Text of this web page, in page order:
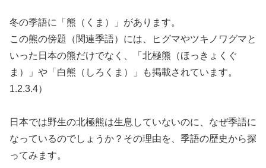
冬の季語に「熊（くま）」があります。
この熊の傍題（関連季語）には、ヒグマやツキノワグマと
いった日本の熊だけでなく、「北極熊（ほっきょくぐ
ま）」や「白熊（しろくま）」も掲載されています。
1.2.3.4）
日本では野生の北極熊は生息していないのに、なぜ季語に
なっているのでしょうか？その理由を、季語の歴史から探
ってみます。